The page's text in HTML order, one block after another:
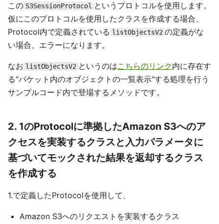
この S3SessionProtocol というプロトコルを使用します。
仮にこのプロトコルを使用したクラスを作成する場合、
Protocol内で定義されている listObjectsV2 の定義がな
い場合、エラーになります。
なお listObjectsV2 というのはこちらのリンク内に存在す
る"バケット内のオブジェクトの一覧表示"する処理を行う
サンプルコード内で登場するメソッドです。
2. 1のProtocolに準拠したAmazon S3へのア
クセスを実装するクラスと入力パラメータに
基づいてモックされた結果を返却するクラス
を作成する
1.で定義したProtocolを使用して、
Amazon S3へのリクエストを実装するクラス